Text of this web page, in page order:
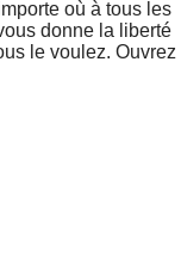
où à tous les
donne la liberté
le voulez. Ouvrez